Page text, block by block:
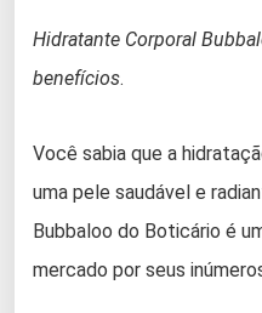
Hidratante Corporal
benefícios.
Você sabia que a
uma pele saudável e
Bubbaloo do Boticário é
mercado por seus